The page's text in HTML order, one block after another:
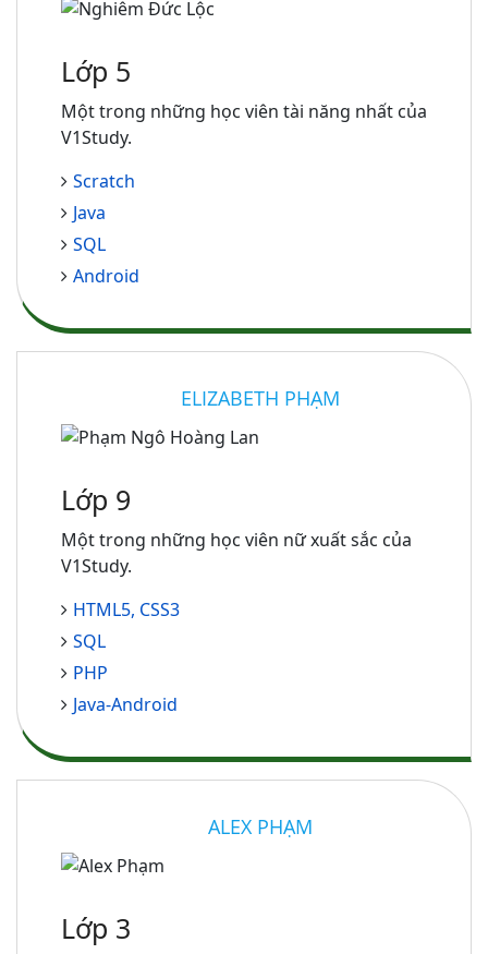
Lớp 5
Một trong những học viên tài năng nhất của
V1Study.
Scratch
Java
SQL
Android
ELIZABETH PHẠM
Lớp 9
Một trong những học viên nữ xuất sắc của
V1Study.
HTML5, CSS3
SQL
PHP
Java-Android
ALEX PHẠM
Lớp 3